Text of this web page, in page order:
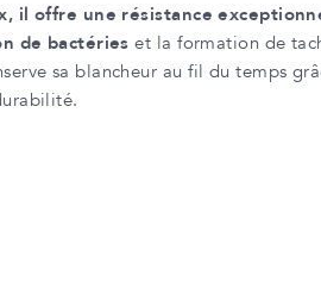
il offre une résistance
de bactéries et la formation de
sa blancheur au fil du temps